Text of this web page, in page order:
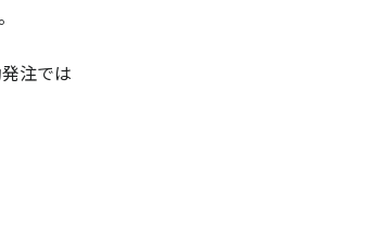
注では